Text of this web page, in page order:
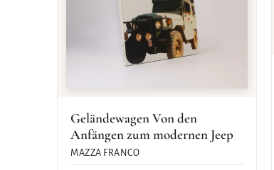
Geländewagen Von den
Anfängen zum modernen Jeep
MAZZA FRANCO